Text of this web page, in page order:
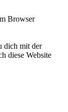
Browser
dich mit der
diese Website